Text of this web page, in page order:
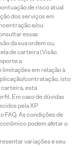
de risco atual
dos serviços em
e/ou
essas
da sua ordem ou,
de carteira (Visão
a
em relação à
contratação, isto
carteira, esta
Em caso de dúvidas
pela XP
FAQ. As condições de
podem afetar o
variações e seu